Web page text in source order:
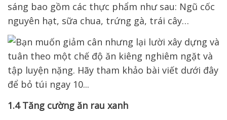
sáng bao gồm các thực phẩm như sau: Ngũ cốc
nguyên hạt, sữa chua, trứng gà, trái cây…
1.4 Tăng cường ăn rau xanh